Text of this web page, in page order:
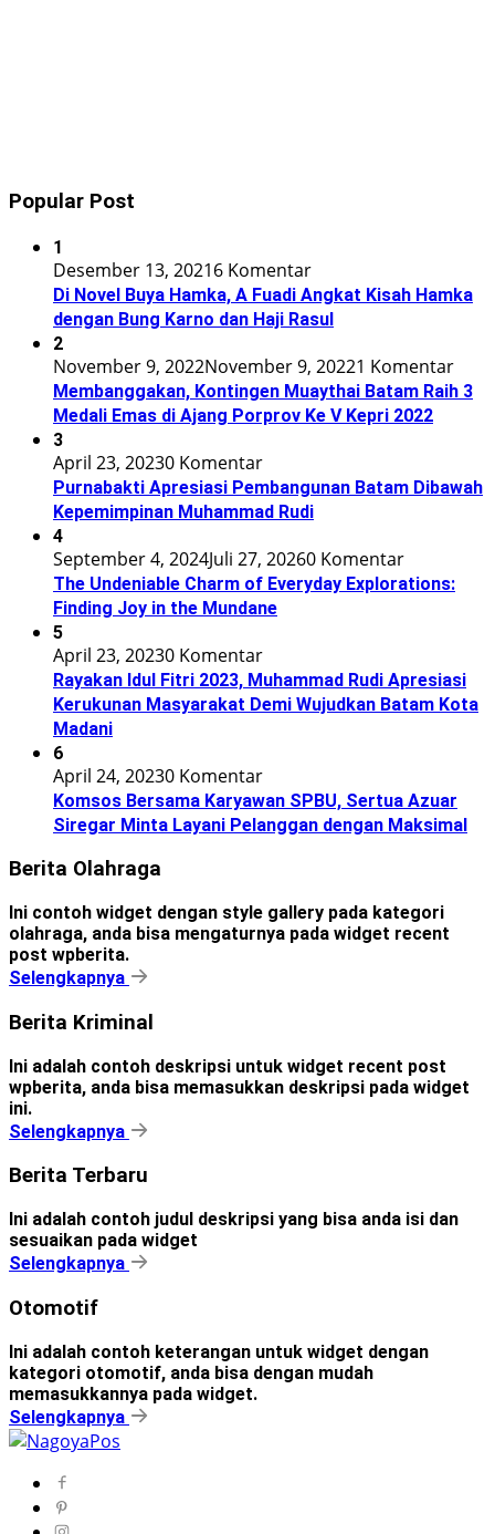
Popular Post
1
Desember 13, 20216 Komentar
Di Novel Buya Hamka, A Fuadi Angkat Kisah Hamka
dengan Bung Karno dan Haji Rasul
2
November 9, 2022November 9, 20221 Komentar
Membanggakan, Kontingen Muaythai Batam Raih 3
Medali Emas di Ajang Porprov Ke V Kepri 2022
3
April 23, 20230 Komentar
Purnabakti Apresiasi Pembangunan Batam Dibawah
Kepemimpinan Muhammad Rudi
4
September 4, 2024Juli 27, 20260 Komentar
The Undeniable Charm of Everyday Explorations:
Finding Joy in the Mundane
5
April 23, 20230 Komentar
Rayakan Idul Fitri 2023, Muhammad Rudi Apresiasi
Kerukunan Masyarakat Demi Wujudkan Batam Kota
Madani
6
April 24, 20230 Komentar
Komsos Bersama Karyawan SPBU, Sertua Azuar
Siregar Minta Layani Pelanggan dengan Maksimal
Berita Olahraga
Ini contoh widget dengan style gallery pada kategori
olahraga, anda bisa mengaturnya pada widget recent
post wpberita.
Selengkapnya
Berita Kriminal
Ini adalah contoh deskripsi untuk widget recent post
wpberita, anda bisa memasukkan deskripsi pada widget
ini.
Selengkapnya
Berita Terbaru
Ini adalah contoh judul deskripsi yang bisa anda isi dan
sesuaikan pada widget
Selengkapnya
Otomotif
Ini adalah contoh keterangan untuk widget dengan
kategori otomotif, anda bisa dengan mudah
memasukkannya pada widget.
Selengkapnya